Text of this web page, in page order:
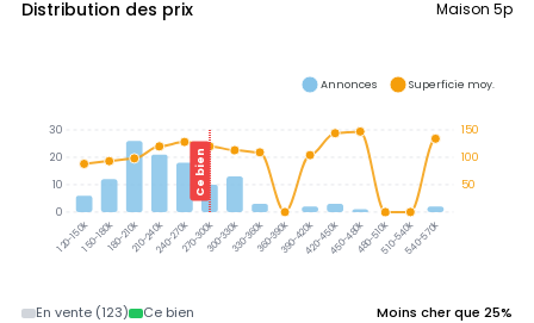
Distribution des prix Maison 5p
120-150k150-180k180-210k210-240k240-270k270-300k300-330k330-360k360-390k390-420k420-450k450-480k480-510k510-540k540-570k
Ce bien
150
100
50
30
20
10
0
Annonces Superficie moy.
En vente (123) Ce bien Moins cher que 25%